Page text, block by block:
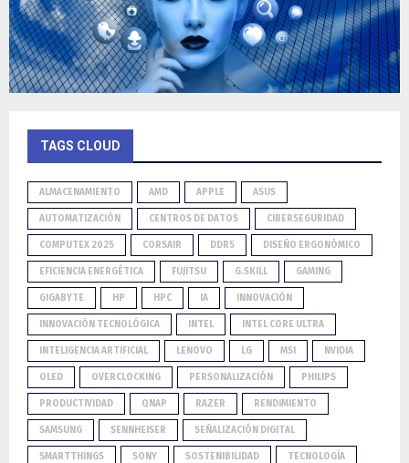
TAGS CLOUD
ALMACENAMIENTO AMD APPLE ASUS
AUTOMATIZACIÓN CENTROS DE DATOS CIBERSEGURIDAD
COMPUTEX 2025 CORSAIR DDR5 DISEÑO ERGONÓMICO
EFICIENCIA ENERGÉTICA FUJITSU G.SKILL GAMING
GIGABYTE HP HPC IA INNOVACIÓN
INNOVACIÓN TECNOLÓGICA INTEL INTEL CORE ULTRA
INTELIGENCIA ARTIFICIAL LENOVO LG MSI NVIDIA
OLED OVERCLOCKING PERSONALIZACIÓN PHILIPS
PRODUCTIVIDAD QNAP RAZER RENDIMIENTO
SAMSUNG SENNHEISER SEÑALIZACIÓN DIGITAL
SMARTTHINGS SONY SOSTENIBILIDAD TECNOLOGÍA